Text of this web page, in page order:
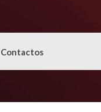
Contactos